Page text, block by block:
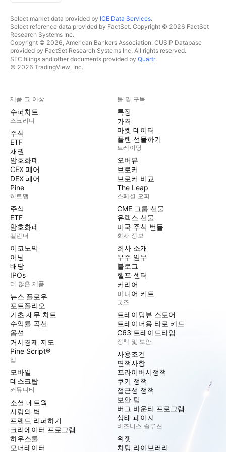
Select market data provided by ICE Data Services.
Select reference data provided by FactSet. Copyright © 2026 FactSet
Research Systems Inc.
Copyright © 2026, American Bankers Association. CUSIP Database
provided by FactSet Research Systems Inc. All rights reserved.
SEC filings and other documents provided by Quartr.
© 2026 TradingView, Inc.
제품 그 이상
수퍼차트
스크리너
주식
ETF
채권
암호화폐
CEX 페어
DEX 페어
Pine
히트맵
주식
ETF
암호화폐
캘린더
이코노믹
어닝
배당
IPOs
더 많은 제품
뉴스 플로우
포트폴리오
기초 재무 차트
수익률 곡선
옵션
거시경제 지도
Pine Script®
앱
모바일
데스크탑
커뮤니티
소셜 네트웍
사랑의 벽
프렌드 리퍼하기
크리에이터 프로그램
하우스룰
모더레이터
툴 및 구독
특징
가격
마켓 데이터
플랜 선물하기
트레이딩
오버뷰
브로커
브로커 비교
The Leap
스페셜 오퍼
CME 그룹 선물
유렉스 선물
미국 주식 번들
회사 정보
회사 소개
우주 임무
블로그
헬프 센터
커리어
미디어 키트
굿즈
트레이딩뷰 스토어
트레이더용 타로 카드
C63 트레이드타임
정책 및 보안
사용조건
면책사항
프라이버시정책
쿠키 정책
접근성 정책
보안 팁
버그 바운티 프로그램
상태 페이지
비즈니스 솔루션
위젯
차팅 라이브러리